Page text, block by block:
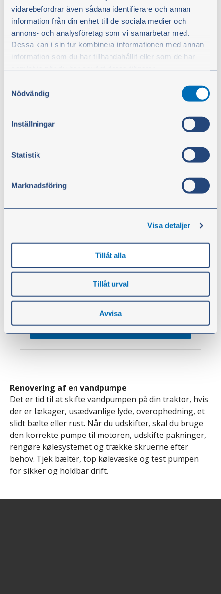
vidarebefordrar även sådana identifierare och annan
information från din enhet till de sociala medier och
annons- och analysföretag som vi samarbetar med.
Dessa kan i sin tur kombinera informationen med annan
information som du har tillhandahållit eller som de har
Du kan när som helst ändra ditt val. För att återkalla ditt
samtycke klickar du på ”Cookie-ikonen” längst ned till
Nödvändig
Inställningar
Statistik
Marknadsföring
Visa detaljer
Tillåt alla
Tillåt urval
Avvisa
1.971,00 kr.
ekskl. moms
Plastkande
Plastmål med dæksel og fleksibel, bøjelig tud.
Beregnet til olie, diesel, frostvæske,
bremsevæske og andre kemikalier samt
petroleumsprodukter.
43,00 kr.
Vis artikler
Renovering af en vandpumpe
Det er tid til at skifte vandpumpen på din traktor, hvis
der er lækager, usædvanlige lyde, overophedning, et
slidt bælte eller rust. Når du udskifter, skal du bruge
den korrekte pumpe til motoren, udskifte pakninger,
rengøre kølesystemet og trække skruerne efter
behov. Tjek bælter, top kølevæske og test pumpen
for sikker og holdbar drift.